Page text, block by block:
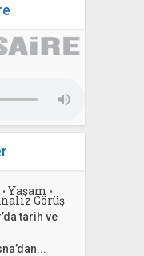
• Yaşam •
Görüş
tarih ve